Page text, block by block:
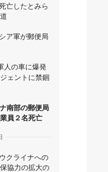
亡したとみら
ア軍が郵便局
人の車に爆発
ェントに禁錮
南部の郵便局
員２名死亡
クライナへの
協力の拡大の